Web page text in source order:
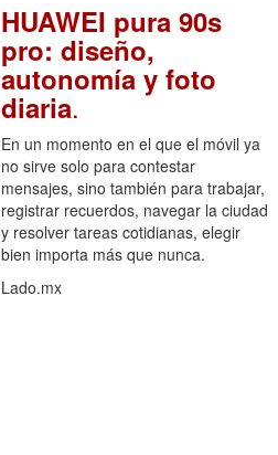
HUAWEI pura 90s
pro: diseño,
autonomía y foto
diaria.
En un momento en el que el móvil ya
no sirve solo para contestar
mensajes, sino también para trabajar,
registrar recuerdos, navegar la ciudad
y resolver tareas cotidianas, elegir
bien importa más que nunca.
Lado.mx